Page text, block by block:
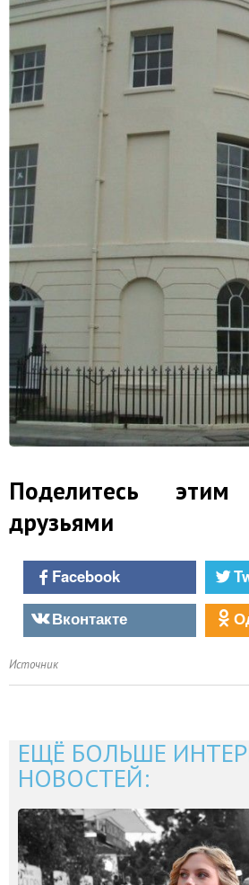
Поделитесь
друзьями
Facebook
Вконтакте
Источник
ЕЩЁ БОЛЬШЕ
НОВОСТЕЙ: